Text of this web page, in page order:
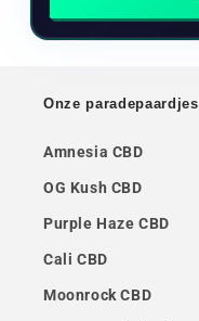
Onze paradepaardjes
Amnesia CBD
OG Kush CBD
Purple Haze CBD
Cali CBD
Moonrock CBD